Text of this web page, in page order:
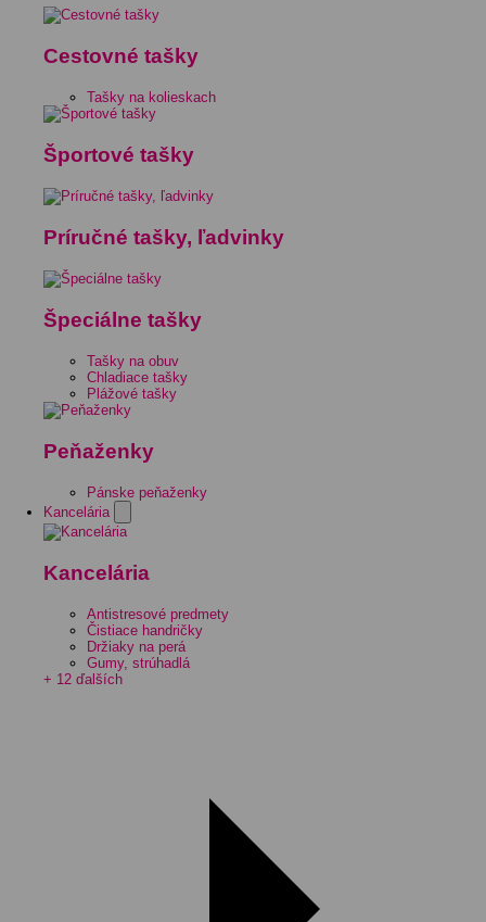
Cestovné tašky
Tašky na kolieskach
Športové tašky
Príručné tašky, ľadvinky
Špeciálne tašky
Tašky na obuv
Chladiace tašky
Plážové tašky
Peňaženky
Pánske peňaženky
Kancelária
Kancelária
Antistresové predmety
Čistiace handričky
Držiaky na perá
Gumy, strúhadlá
+ 12 ďalších